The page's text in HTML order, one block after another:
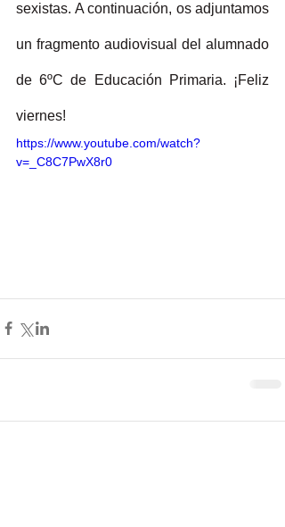
sexistas. A continuación, os adjuntamos
un fragmento audiovisual del alumnado
de 6ºC de Educación Primaria. ¡Feliz
viernes!
https://www.youtube.com/watch?
v=_C8C7PwX8r0